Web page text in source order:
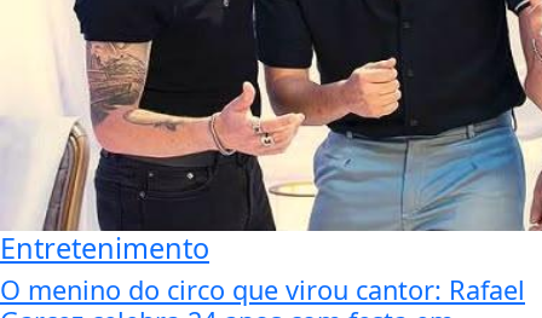
Entretenimento
O menino do circo que virou cantor: Rafael